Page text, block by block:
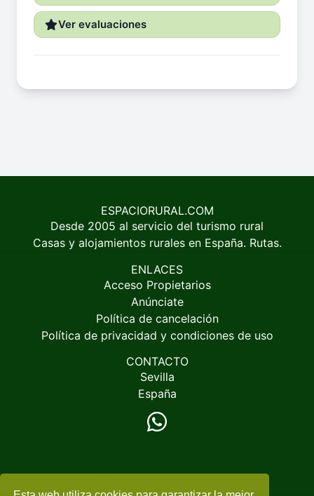
Ver evaluaciones
ESPACIORURAL.COM
Desde 2005 al servicio del turismo rural
Casas y alojamientos rurales en España. Rutas.
ENLACES
Acceso Propietarios
Anúnciate
Política de cancelación
Política de privacidad y condiciones de uso
CONTACTO
Sevilla
España